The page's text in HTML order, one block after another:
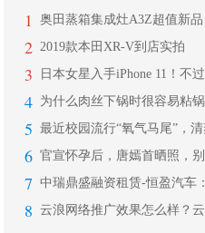
1
2 2019款本田XR-V到店实拍
3 日本女星入手iPhone 11！不过
4
5
6
7
8